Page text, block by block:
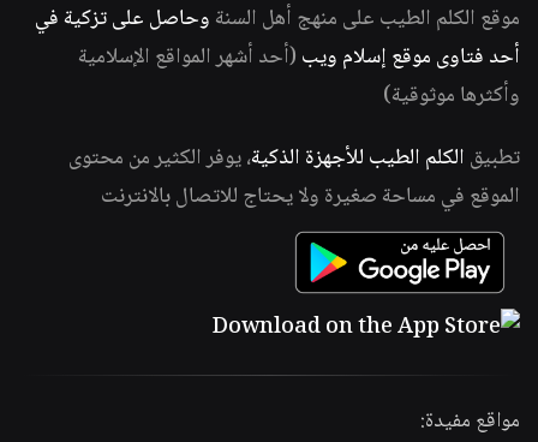
موقع الكلم الطيب على منهج أهل السنة وحاصل على تزكية في
أحد فتاوى موقع إسلام ويب (أحد أشهر المواقع الإسلامية
وأكثرها موثوقية)
تطبيق الكلم الطيب للأجهزة الذكية، يوفر الكثير من محتوى
الموقع في مساحة صغيرة ولا يحتاج للاتصال بالانترنت
مواقع مفيدة: